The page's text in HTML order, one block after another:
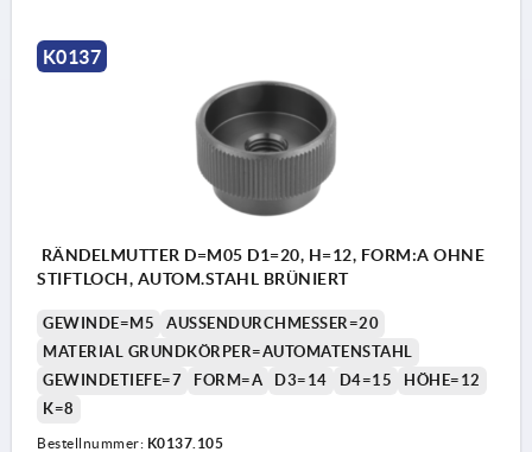
K0137
RÄNDELMUTTER D=M05 D1=20, H=12, FORM:A OHNE
STIFTLOCH, AUTOM.STAHL BRÜNIERT
GEWINDE=M5
AUSSENDURCHMESSER=20
MATERIAL GRUNDKÖRPER=AUTOMATENSTAHL
GEWINDETIEFE=7
FORM=A D3=14 D4=15
HÖHE=12
K=8
Bestellnummer: K0137.105